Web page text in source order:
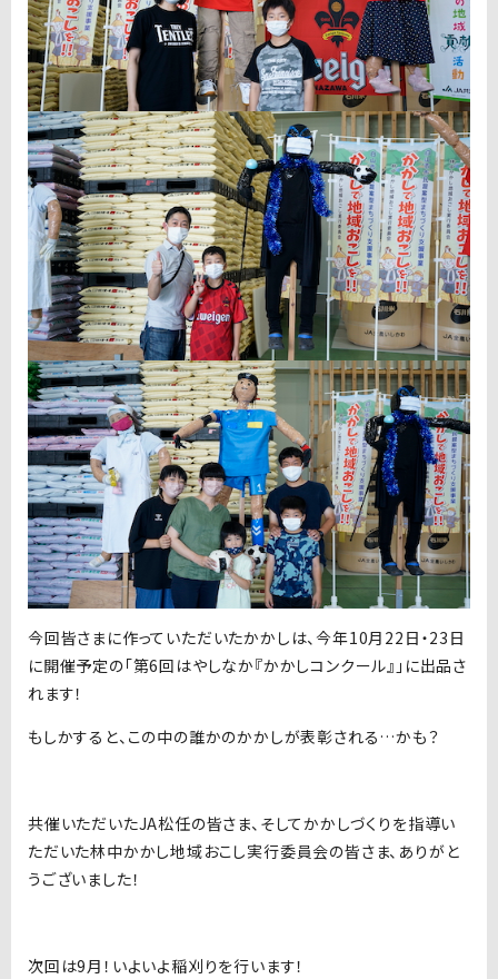
今回皆さまに作っていただいたかかしは、今年10月22日・23日
に開催予定の「第6回はやしなか『かかしコンクール』」に出品さ
れます！
もしかすると、この中の誰かのかかしが表彰される…かも？
共催いただいたJA松任の皆さま、そしてかかしづくりを指導い
ただいた林中かかし地域おこし実行委員会の皆さま、ありがと
うございました！
次回は9月！いよいよ稲刈りを行います！